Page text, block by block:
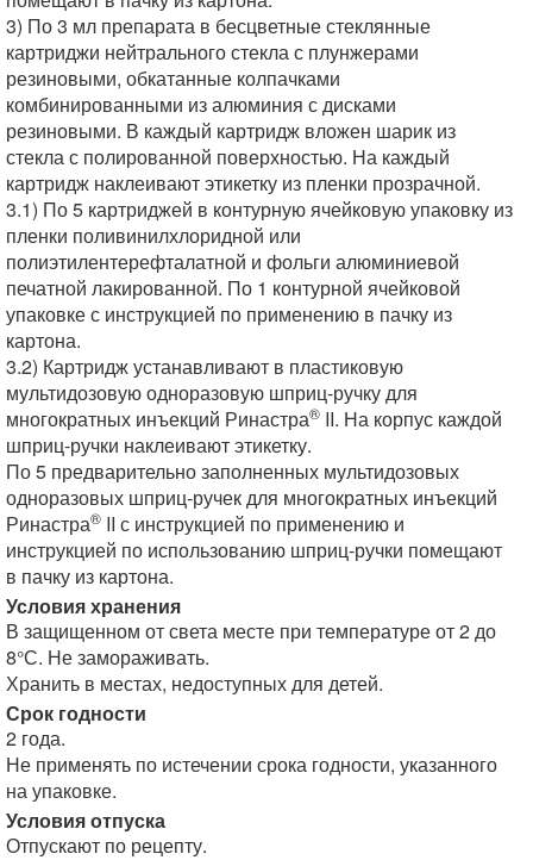
3) По 3 мл препарата в бесцветные стеклянные
картриджи нейтрального стекла с плунжерами
резиновыми, обкатанные колпачками
комбинированными из алюминия с дисками
резиновыми. В каждый картридж вложен шарик из
стекла с полированной поверхностью. На каждый
картридж наклеивают этикетку из пленки прозрачной.
3.1) По 5 картриджей в контурную ячейковую упаковку из
пленки поливинилхлоридной или
полиэтилентерефталатной и фольги алюминиевой
печатной лакированной. По 1 контурной ячейковой
упаковке с инструкцией по применению в пачку из
картона.
3.2) Картридж устанавливают в пластиковую
мультидозовую одноразовую шприц-ручку для
многократных инъекций Ринастра® II. На корпус каждой
шприц-ручки наклеивают этикетку.
По 5 предварительно заполненных мультидозовых
одноразовых шприц-ручек для многократных инъекций
Ринастра® II с инструкцией по применению и
инструкцией по использованию шприц-ручки помещают
в пачку из картона.
Условия хранения
В защищенном от света месте при температуре от 2 до
8°С. Не замораживать.
Хранить в местах, недоступных для детей.
Срок годности
2 года.
Не применять по истечении срока годности, указанного
на упаковке.
Условия отпуска
Отпускают по рецепту.